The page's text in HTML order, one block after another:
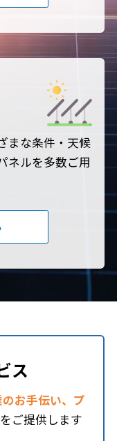
まな条件・天候
ネルを多数ご用
ス
お手伝い、プ
ご提供します